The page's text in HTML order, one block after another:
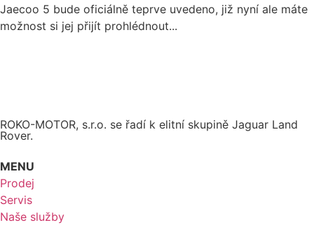
Jaecoo 5 bude oficiálně teprve uvedeno, již nyní ale máte
možnost si jej přijít prohlédnout...
ROKO-MOTOR, s.r.o. se řadí k elitní skupině Jaguar Land
Rover.
MENU
Prodej
Servis
Naše služby